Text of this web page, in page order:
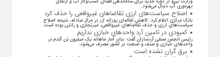
بهره‌وری آب دنبال می‌شود.
اصلاح سیاست‌های ارزی تقاضاهای غیرواقعی را حذف کرد
بانک مرکزی اعلام کرد: کاهش تقاضای روزانه ارز در مرکز مبادله، نتیجه اصلاح
سیاست‌های ارزی و حذف تقاضا‌های غیرواقعی، غیرتجاری و رانتی بوده است.
کمبودی در تامین آرد واحد‌های خبازی نداریم
رئیس انجمن صنفی آردسازان گفت: بنابر آمار ماهانه یک میلیون تن گندم در
واحد‌های خبازی و صنف و صنعت در کشور مصرف می‌شود.
برق گران نشده است